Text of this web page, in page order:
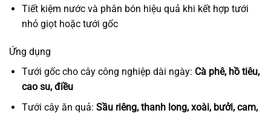
Tiết kiệm nước và phân bón hiệu quả khi kết hợp tưới
nhỏ giọt hoặc tưới gốc
Ứng dụng
Tưới gốc cho cây công nghiệp dài ngày: Cà phê, hồ tiêu,
cao su, điều
Tưới cây ăn quả: Sầu riêng, thanh long, xoài, bưởi, cam,